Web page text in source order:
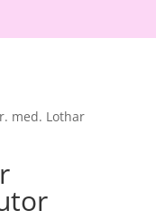
med. Lothar